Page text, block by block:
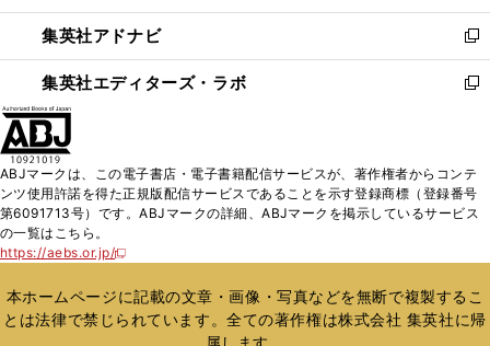
開
く
ウ
で
開
く
ン
ド
ウ
で
ウ
ィ
ン
ド
く
集英社アドナビ
新
し
い
ド
ウ
で
集英社エディターズ・ラボ
新
ィ
ン
ド
開
く
ABJマークは、この電子書店・電子書籍配信サービスが、著作権者からコンテ
ンツ使用許諾を得た正規版配信サービスであることを示す登録商標（登録番号
第6091713号）です。ABJマークの詳細、ABJマークを掲示しているサービス
の一覧はこちら。
https://aebs.or.jp/
新
い
ウ
ィ
本ホームページに記載の文章・画像・写真などを無断で複製するこ
とは法律で禁じられています。全ての著作権は株式会社 集英社に帰